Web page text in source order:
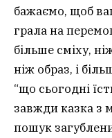
бажаємо, щоб
грала на
більше сміху,
ніж образ, і
“що сьогодні
завжди казка з
пошук